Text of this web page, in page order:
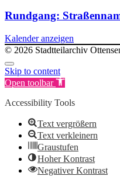
Rundgang:
Kalender anzeigen
© 2026 Stadtteilarchiv
Skip to content
Open toolbar
Accessibility Tools
Text vergrößern
Text verkleinern
Graustufen
Hoher Kontrast
Negativer Kontrast